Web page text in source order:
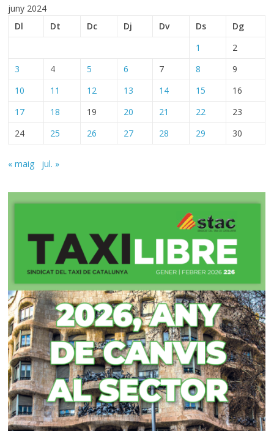
juny 2024
Dl
Dt Dc Dj Dv Ds
Dg
1
2
3
4 5 6 7 8
9
10
11 12 13 14 15
16
17
18 19 20 21 22
23
24
25 26 27 28 29 30
« maig jul. »